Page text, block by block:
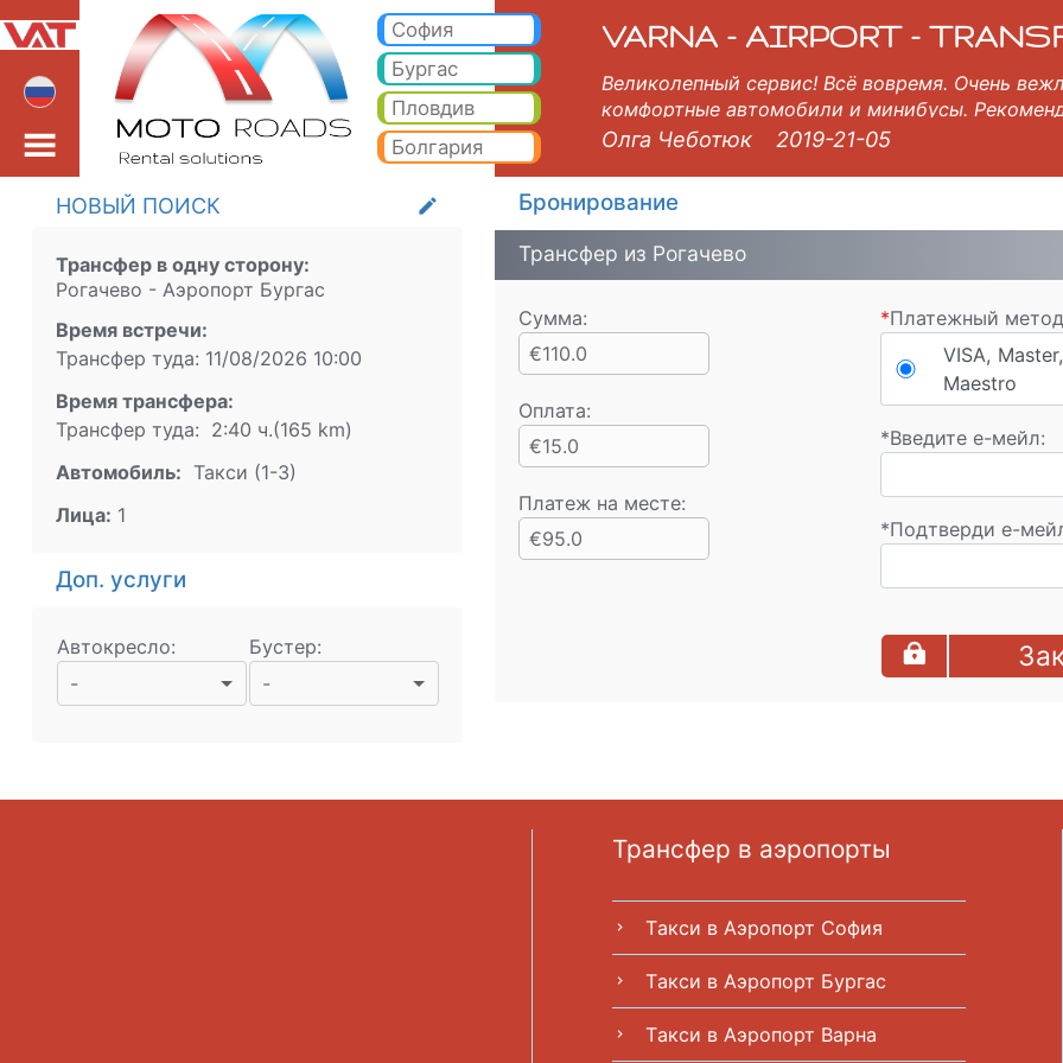
Рогачево Аэропорт Бургас Такси. Tакси в
София
Бургас
Пловдив
Болгария
VARNA - AIRPORT -
Великолепный сервис! Всё вовремя. Очень
комфортные автомобили и минибусы.
Олга Чеботюк 2019-21-05
НОВЫЙ ПОИСК create
Трансфер в одну сторону:
Рогачево - Аэропорт Бургас
Время встречи:
Трансфер туда: 11/08/2026 10:00
Время трансфера:
Трансфер туда: 2:40 ч.(165 km)
Aвтомобиль: Такси (1-3)
Лица: 1
Доп. услуги
Автокресло:
-
Бустер:
-
Бронирование
Трансфер из Рогачево
Сумма:
€110.0
Оплата:
€15.0
Платеж на месте:
€95.0
*Платежный
VISA,
Maestro
*Введите e-мейл:
*Подтверди е-
Трансфер в аэропорты
chevron_right Tакси в Аэропорт София
chevron_right Tакси в Аэропорт Бургас
chevron_right Tакси в Аэропорт Варна